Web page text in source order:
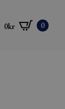
0kr 0